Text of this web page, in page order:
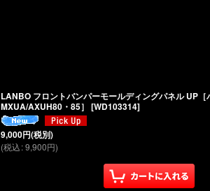
LANBO フロントバンパーモールディングパネル UP［
MXUA/AXUH80・85］
[WD103314]
9,000円(税別)
(税込:9,900円)